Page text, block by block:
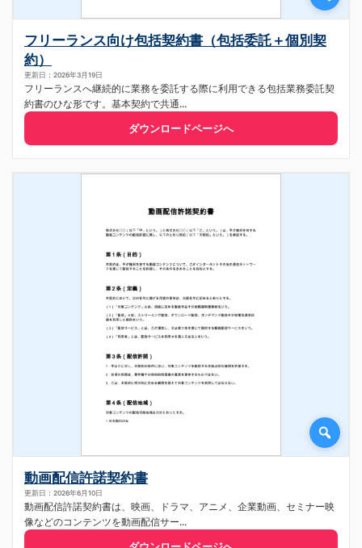
フリーランス向け包括契約書（包括委託＋個別契
約）
更新日：2026年3月19日
フリーランスへ継続的に業務を委託する際に利用できる包括業務委託契
約書のひな形です。基本契約で共通...
ダウンロードページへ
動画配信許諾契約書
更新日：2026年6月10日
動画配信許諾契約書は、映画、ドラマ、アニメ、企業動画、セミナー映
像などのコンテンツを動画配信サー...